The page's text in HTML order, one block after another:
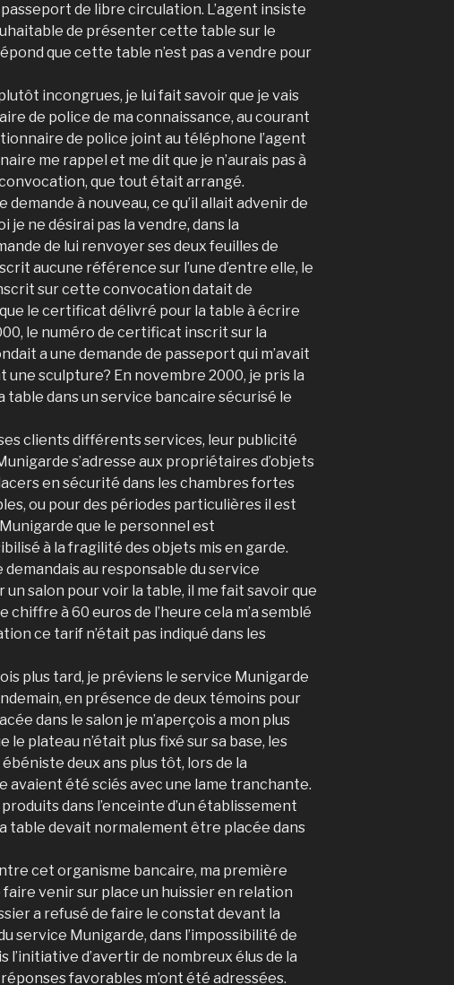
de libre circulation. L’agent insiste
de présenter cette table sur le
que cette table n’est pas a vendre pour
incongrues, je lui fait savoir que je vais
de police de ma connaissance, au courant
de police joint au téléphone l’agent
me rappel et me dit que je n’aurais pas à
que tout était arrangé.
demande à nouveau, ce qu’il allait advenir de
ne désirai pas la vendre, dans la
de lui renvoyer ses deux feuilles de
aucune référence sur l’une d’entre elle, le
sur cette convocation datait de
le certificat délivré pour la table à écrire
le numéro de certificat inscrit sur la
a une demande de passeport qui m’avait
sculpture? En novembre 2000, je pris la
table dans un service bancaire sécurisé le
clients différents services, leur publicité
s’adresse aux propriétaires d’objets
en sécurité dans les chambres fortes
ou pour des périodes particulières il est
que le personnel est
à la fragilité des objets mis en garde.
demandais au responsable du service
un salon pour voir la table, il me fait savoir que
chiffre à 60 euros de l’heure cela m’a semblé
ce tarif n’était pas indiqué dans les
plus tard, je préviens le service Munigarde
en présence de deux témoins pour
dans le salon je m’aperçois a mon plus
le plateau n’était plus fixé sur sa base, les
deux ans plus tôt, lors de la
avaient été sciés avec une lame tranchante.
dans l’enceinte d’un établissement
table devait normalement être placée dans
cet organisme bancaire, ma première
venir sur place un huissier en relation
a refusé de faire le constat devant la
service Munigarde, dans l’impossibilité de
l’initiative d’avertir de nombreux élus de la
favorables m’ont été adressées.